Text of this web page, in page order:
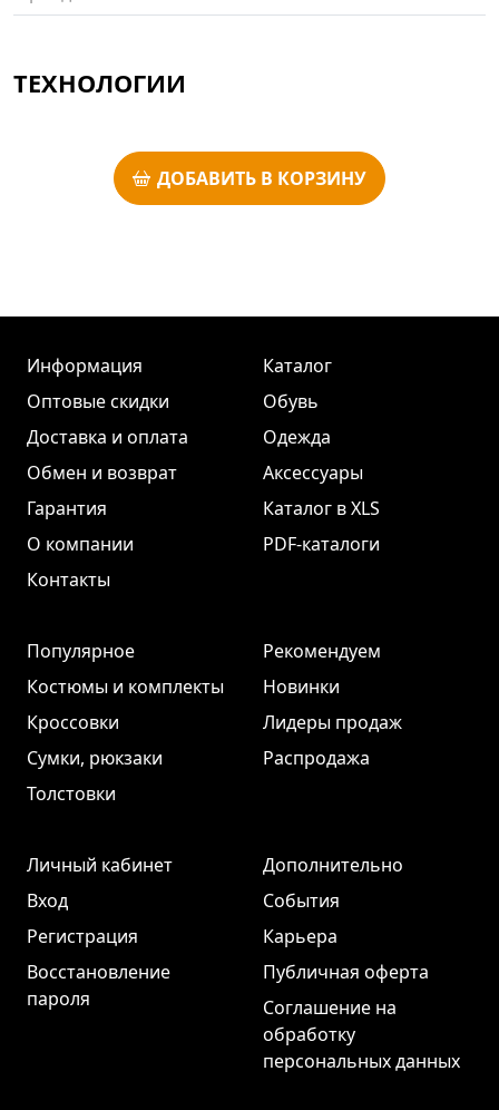
ТЕХНОЛОГИИ
ДОБАВИТЬ В КОРЗИНУ
Информация
Оптовые скидки
Доставка и оплата
Обмен и возврат
Гарантия
О компании
Контакты
Каталог
Обувь
Одежда
Аксессуары
Каталог в XLS
PDF-каталоги
Популярное
Костюмы и комплекты
Кроссовки
Сумки, рюкзаки
Толстовки
Рекомендуем
Новинки
Лидеры продаж
Распродажа
Личный кабинет
Вход
Регистрация
Восстановление
пароля
Дополнительно
События
Карьера
Публичная оферта
Соглашение на
обработку
персональных данных